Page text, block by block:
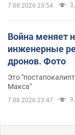
7.08.2026 23:54
Война меняет
инженерные
дронов. Фото
Это
Макса"
7.08.2026 23:47